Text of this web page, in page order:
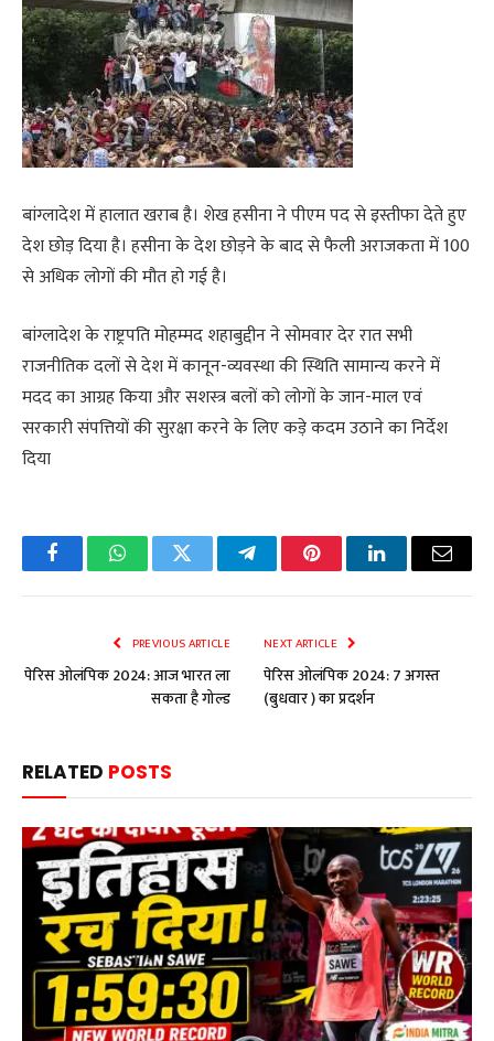
बांग्लादेश में हालात खराब है। शेख हसीना ने पीएम पद से इस्तीफा देते हुए
देश छोड़ दिया है। हसीना के देश छोड़ने के बाद से फैली अराजकता में 100
से अधिक लोगों की मौत हो गई है।
बांग्लादेश के राष्ट्रपति मोहम्मद शहाबुद्दीन ने सोमवार देर रात सभी
राजनीतिक दलों से देश में कानून-व्यवस्था की स्थिति सामान्य करने में
मदद का आग्रह किया और सशस्त्र बलों को लोगों के जान-माल एवं
सरकारी संपत्तियों की सुरक्षा करने के लिए कड़े कदम उठाने का निर्देश
दिया
FacebookWhatsAppTwitter TelegramPinterestLinkedInEmail
PREVIOUS ARTICLE
पेरिस ओलंपिक 2024: आज भारत ला
सकता है गोल्ड
NEXT ARTICLE
पेरिस ओलंपिक 2024: 7 अगस्त
(बुधवार ) का प्रदर्शन
RELATED POSTS